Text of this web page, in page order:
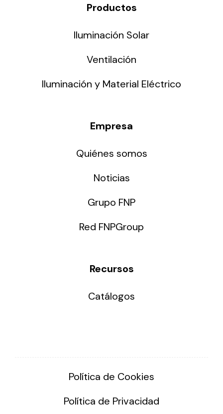
Productos
Iluminación Solar
Ventilación
Iluminación y Material Eléctrico
Empresa
Quiénes somos
Noticias
Grupo FNP
Red FNPGroup
Recursos
Catálogos
Política de Cookies
Política de Privacidad